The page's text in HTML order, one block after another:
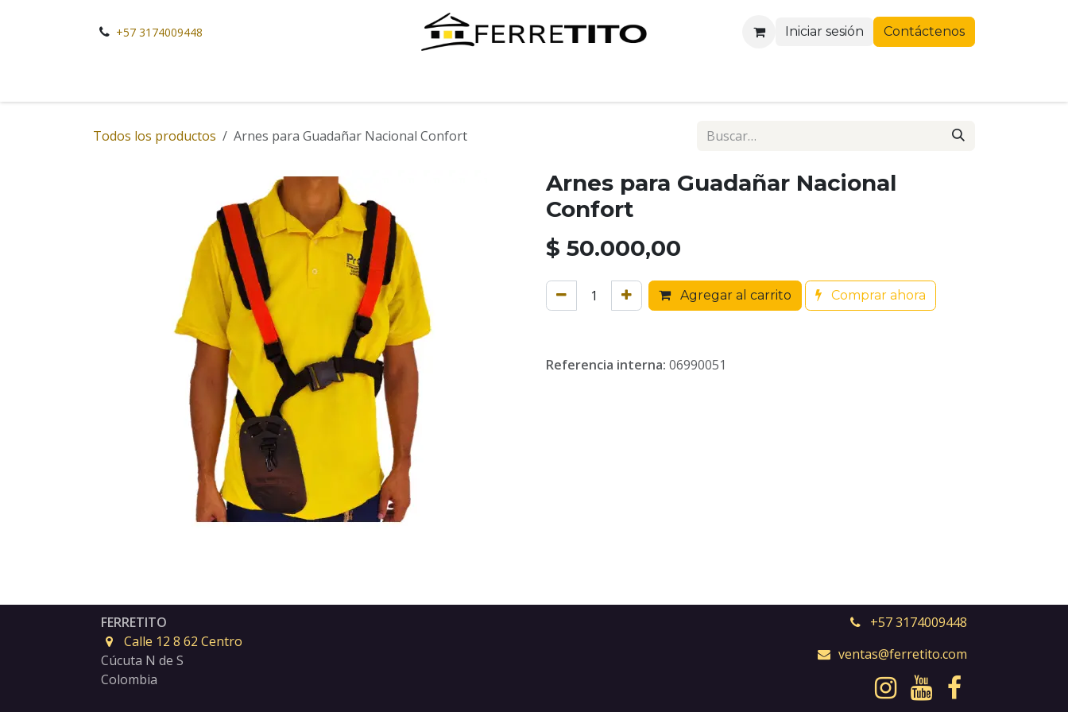
+57 3174009448
Iniciar sesión Contáctenos
Todos los productos Arnes para Guadañar Nacional Confort
Arnes para Guadañar Nacional
Confort
$ 50.000,00
Agregar al carrito Comprar ahora
Referencia interna: 06990051
FERRETITO
Calle 12 8 62 Centro
Cúcuta N de S
Colombia
+57 3174009448
ventas@ferretito.com